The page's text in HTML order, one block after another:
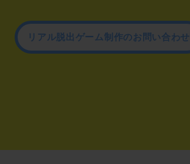
リアル脱出ゲーム制作のお問い合わせ